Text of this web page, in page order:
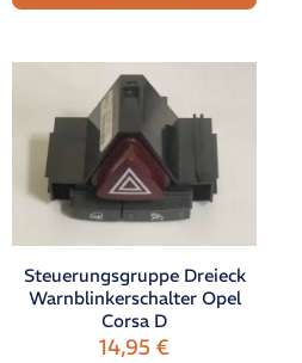
Steuerungsgruppe Dreieck
Warnblinkerschalter Opel
Corsa D
14,95€